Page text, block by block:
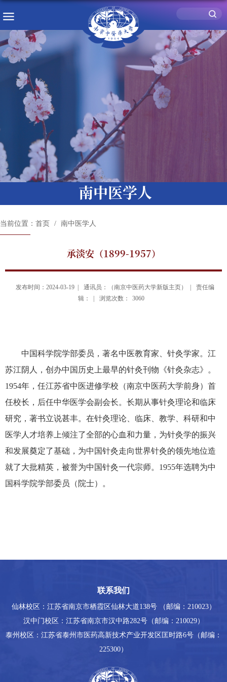
南中医学人
当前位置： 首页 南中医学人
承淡安（1899-1957）
发布时间：2024-03-19 | 通讯员：（南京中医药大学新版主页） |
责任编
辑： |
浏览次数： 3060
中国科学院学部委员，著名中医教育家、针灸学家。江
苏江阴人，创办中国历史上最早的针灸刊物《针灸杂志》。
1954年，任江苏省中医进修学校（南京中医药大学前身）首
任校长，后任中华医学会副会长。长期从事针灸理论和临床
研究，著书立说甚丰。在针灸理论、临床、教学、科研和中
医学人才培养上倾注了全部的心血和力量，为针灸学的振兴
和发展奠定了基础，为中国针灸走向世界针灸的领先地位造
就了大批精英，被誉为中国针灸一代宗师。 1955年选聘为中
国科学院学部委员（院士）。
联系我们
仙林校区：江苏省南京市栖霞区仙林大道138号 （邮编：210023）
汉中门校区：江苏省南京市汉中路282号（邮编：210029）
泰州校区：江苏省泰州市医药高新技术产业开发区匡时路6号（邮编：
225300）